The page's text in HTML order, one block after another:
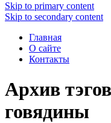
Skip to primary content
Skip to secondary content
Главная
О сайте
Контакты
Архив
говядины